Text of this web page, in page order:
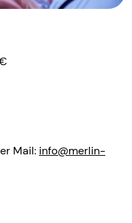
Mail: info@merlin-